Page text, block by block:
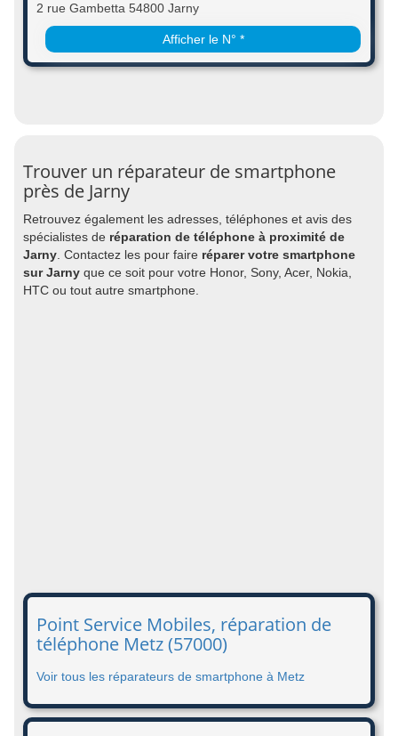
2 rue Gambetta 54800 Jarny
Afficher le N° *
Trouver un réparateur de smartphone
près de Jarny
Retrouvez également les adresses, téléphones et avis des
spécialistes de réparation de téléphone à proximité de
Jarny . Contactez les pour faire réparer votre smartphone
sur Jarny que ce soit pour votre Honor, Sony, Acer, Nokia,
HTC ou tout autre smartphone.
Point Service Mobiles, réparation de
téléphone Metz (57000)
Voir tous les réparateurs de smartphone à Metz